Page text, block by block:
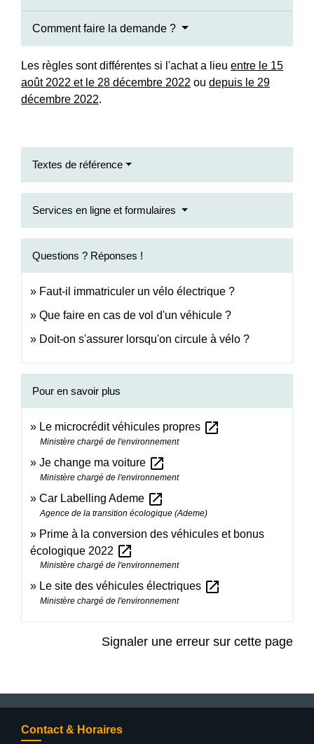
Comment faire la demande ?
Les règles sont différentes si l'achat a lieu entre le 15
août 2022 et le 28 décembre 2022 ou depuis le 29
décembre 2022.
Textes de référence
Services en ligne et formulaires
Questions ? Réponses !
Faut-il immatriculer un vélo électrique ?
Que faire en cas de vol d'un véhicule ?
Doit-on s'assurer lorsqu'on circule à vélo ?
Pour en savoir plus
Le microcrédit véhicules propres open_in_new
Ministère chargé de l'environnement
Je change ma voiture open_in_new
Ministère chargé de l'environnement
Car Labelling Ademe open_in_new
Agence de la transition écologique (Ademe)
Prime à la conversion des véhicules et bonus
écologique 2022 open_in_new
Ministère chargé de l'environnement
Le site des véhicules électriques open_in_new
Ministère chargé de l'environnement
Signaler une erreur sur cette page
Contact & Horaires